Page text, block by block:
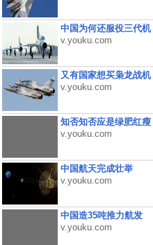
中国为何还服役三代机
v.youku.com
又有国家想买枭龙战机
v.youku.com
知否知否应是绿肥红瘦
v.youku.com
中国航天完成壮举
v.youku.com
中国造35吨推力航发
v.youku.com